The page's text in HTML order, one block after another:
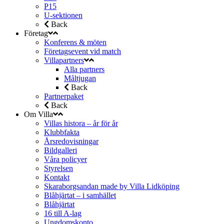
P15
U-sektionen
Back
Företag
Konferens & möten
Företagsevent vid match
Villapartners
Alla partners
Måltjugan
Back
Partnerpaket
Back
Om Villa
Villas histora – år för år
Klubbfakta
Årsredovisningar
Bildgalleri
Våra policyer
Styrelsen
Kontakt
Skaraborgsandan made by Villa Lidköping
Blåhjärtat – i samhället
Blåhjärtat
16 till A-lag
Ungdomskonto